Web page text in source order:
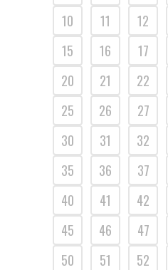
10
11 12
15
16 17
20
21 22
25
26 27
30
31 32
35
36 37
40
41 42
45
46 47
50
51 52